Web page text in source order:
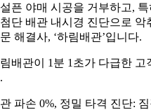
픈 야매 시공을 거부하고,
단 배관 내시경 진단으로
해결사, ‘하림배관’입니다.
배관이 1분 1초가 다급한
파손 0%, 정밀 타격 진단: